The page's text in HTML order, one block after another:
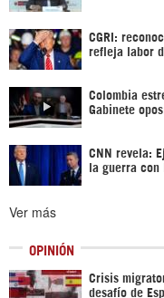
CGRI:
refleja labor
Colombia
Gabinete
CNN revela:
la guerra con
Ver más
OPINIÓN
Crisis
desafío de